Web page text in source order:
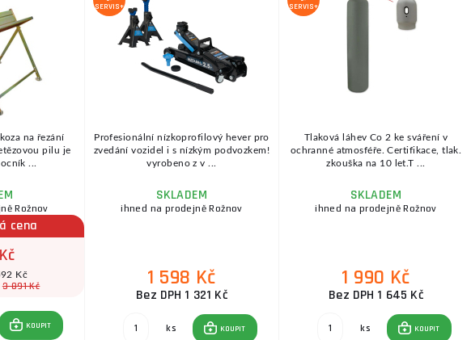
na řezání
pilu je
...
Rožnov
cena
Kč
3 891 Kč
KOUPIT
SERVIS+
Profesionální nízkoprofilový hever pro
zvedání vozidel i s nízkým podvozkem!
vyrobeno z v ...
SKLADEM
ihned na prodejně Rožnov
1 598 Kč
Bez DPH 1 321 Kč
ks KOUPIT
SERVIS+
Tlaková láhev Co 2 ke sváření v
ochranné atmosféře. Certifikace, tlak.
zkouška na 10 let.T ...
SKLADEM
ihned na prodejně Rožnov
1 990 Kč
Bez DPH 1 645 Kč
ks KOUPIT